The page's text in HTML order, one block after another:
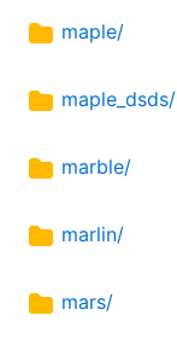
maple/
maple_dsds/
marble/
marlin/
mars/